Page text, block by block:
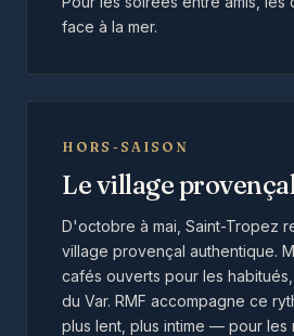
face à la mer.
HORS-SAISON
Le village
D'octobre à mai, Saint-Tropez
village provençal authentique.
cafés ouverts pour les
du Var. RMF accompagne ce
plus lent, plus intime — pour les